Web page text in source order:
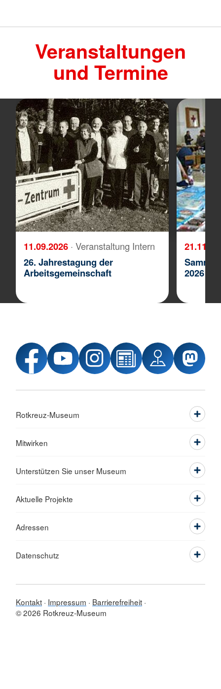
Veranstaltungen
und Termine
11.09.2026 · Veranstaltung Intern
26. Jahrestagung der
Arbeitsgemeinschaft
2026
Rotkreuz-Museum
Mitwirken
Unterstützen Sie unser Museum
Aktuelle Projekte
Adressen
Datenschutz
Kontakt Impressum
Barrierefreiheit
© 2026 Rotkreuz-Museum